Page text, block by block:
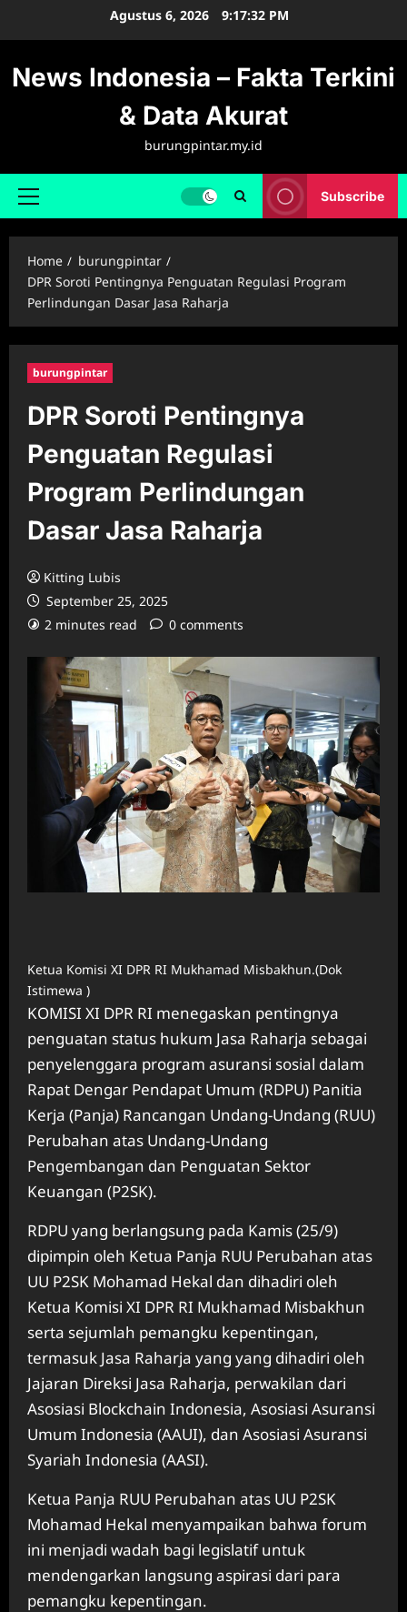
Agustus 6, 2026 9:17:33 PM
News Indonesia – Fakta Terkini
& Data Akurat
burungpintar.my.id
Primary
Subscribe
Home
burungpintar
DPR Soroti Pentingnya Penguatan Regulasi Program
Perlindungan Dasar Jasa Raharja
burungpintar
DPR Soroti Pentingnya
Penguatan Regulasi
Program Perlindungan
Dasar Jasa Raharja
Kitting Lubis
September 25, 2025
2 minutes read
0 comments
Ketua Komisi XI DPR RI Mukhamad Misbakhun.(Dok
Istimewa )
KOMISI XI DPR RI menegaskan pentingnya
penguatan status hukum Jasa Raharja sebagai
penyelenggara program asuransi sosial dalam
Rapat Dengar Pendapat Umum (RDPU) Panitia
Kerja (Panja) Rancangan Undang-Undang (RUU)
Perubahan atas Undang-Undang
Pengembangan dan Penguatan Sektor
Keuangan (P2SK).
RDPU yang berlangsung pada Kamis (25/9)
dipimpin oleh Ketua Panja RUU Perubahan atas
UU P2SK Mohamad Hekal dan dihadiri oleh
Ketua Komisi XI DPR RI Mukhamad Misbakhun
serta sejumlah pemangku kepentingan,
termasuk Jasa Raharja yang yang dihadiri oleh
Jajaran Direksi Jasa Raharja, perwakilan dari
Asosiasi Blockchain Indonesia, Asosiasi Asuransi
Umum Indonesia (AAUI), dan Asosiasi Asuransi
Syariah Indonesia (AASI).
Ketua Panja RUU Perubahan atas UU P2SK
Mohamad Hekal menyampaikan bahwa forum
ini menjadi wadah bagi legislatif untuk
mendengarkan langsung aspirasi dari para
pemangku kepentingan.